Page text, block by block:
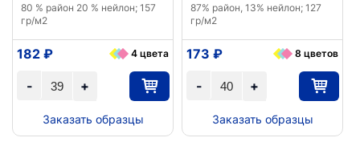
80 % район 20 % нейлон; 157
гр/м2
+
-
182 ₽ 4 цвета
Заказать образцы
87% район, 13% нейлон; 127
гр/м2
+
-
173 ₽ 8 цветов
Заказать образцы